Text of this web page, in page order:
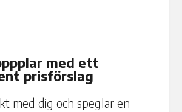
med ett
prisförslag
med dig och speglar en